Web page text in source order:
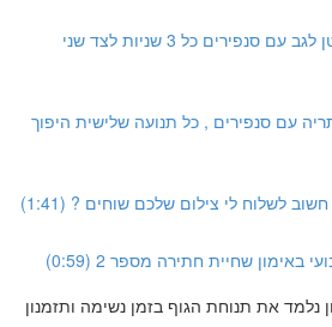
2.6- היפוך מבטן לגב עם סנפירים כל 3 שניות לצד שני
עם סנפירים , כל תנועה שלישית היפוך
3- באימון נלמד את תנוחת הגוף בזמן נשימה ותזמנון